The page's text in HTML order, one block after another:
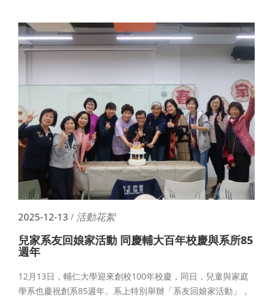
2025-12-13 / 活動花絮
兒家系友回娘家活動 同慶輔大百年校慶與系所85
週年
12月13日，輔仁大學迎來創校100年校慶，同日，兒童與家庭
學系也慶祝創系85週年。系上特別舉辦「系友回娘家活動」，